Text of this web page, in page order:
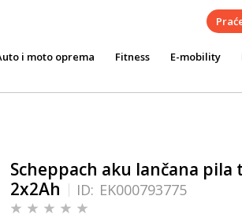
i moto oprema Fitness E-mobility
Scheppach aku lančana pila
2x2Ah
ID: EK000793775